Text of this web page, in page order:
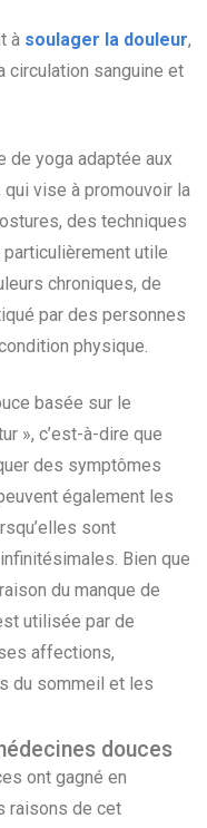
à soulager la douleur,
circulation sanguine et
de yoga adaptée aux
vise à promouvoir la
des techniques
utile
chroniques, de
par des personnes
physique.
basée sur le
», c’est-à-dire que
des symptômes
également les
sont
Bien que
du manque de
utilisée par de
affections,
du sommeil et les
douces
ont gagné en
raisons de cet